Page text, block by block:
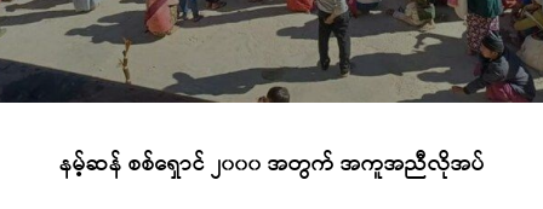
နမ့်ဆန် စစ်ရှောင် ၂၀၀၀ အတွက် အကူအညီလိုအပ်